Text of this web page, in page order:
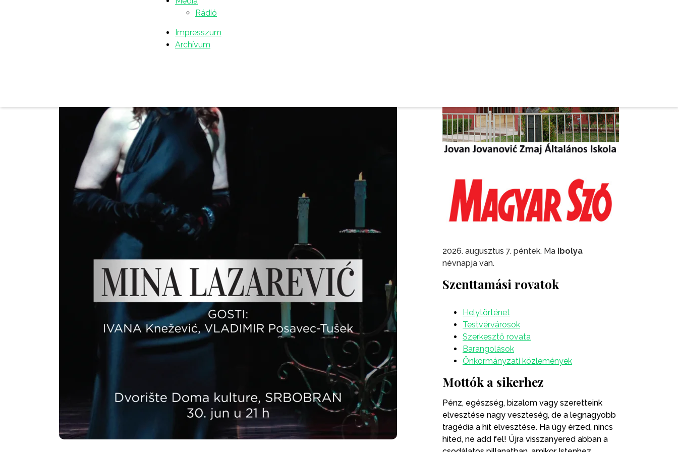
Rádió
Impresszum
Archívum
2026. augusztus 7. péntek. Ma Ibolya
névnapja van.
Szenttamási rovatok
Helytörténet
Testvérvárosok
Szerkesztő rovata
Barangolások
Önkormányzati közlemények
Mottók a sikerhez
Pénz, egészség, bizalom vagy szeretteink
elvesztése nagy veszteség, de a legnagyobb
tragédia a hit elvesztése. Ha úgy érzed, nincs
hited, ne add fel! Újra visszanyered abban a